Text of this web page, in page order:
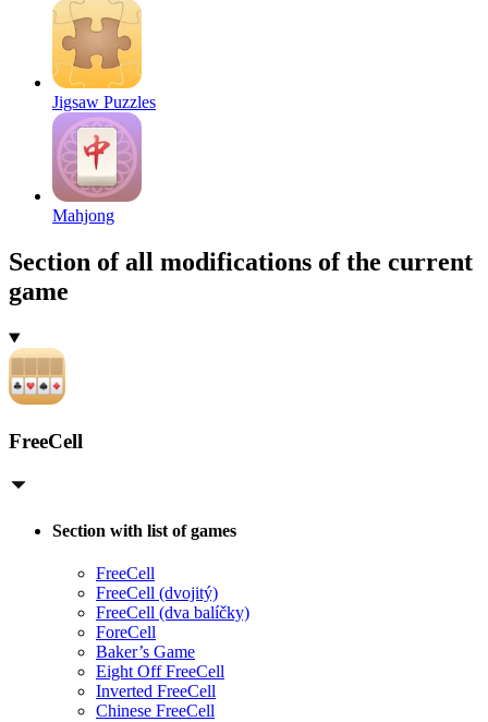
Jigsaw Puzzles
Mahjong
Section of all modifications of the current
game
FreeCell
Section with list of games
FreeCell
FreeCell (dvojitý)
FreeCell (dva balíčky)
ForeCell
Baker’s Game
Eight Off FreeCell
Inverted FreeCell
Chinese FreeCell